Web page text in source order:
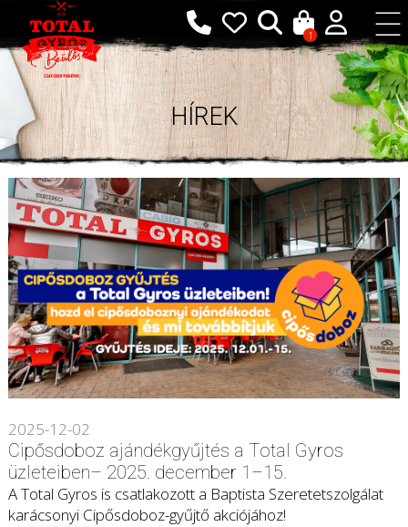
1
HÍREK
2025-12-02
Cipősdoboz ajándékgyűjtés a Total Gyros
üzleteiben– 2025. december 1–15.
A Total Gyros is csatlakozott a Baptista Szeretetszolgálat
karácsonyi Cipősdoboz-gyűjtő akciójához!